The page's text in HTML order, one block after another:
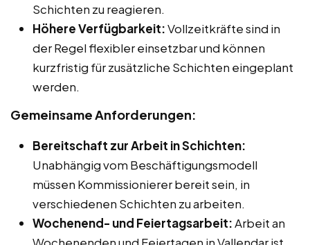
Schichten zu reagieren.
Höhere Verfügbarkeit:Vollzeitkräfte sind in
der Regel flexibler einsetzbar und können
kurzfristig für zusätzliche Schichten eingeplant
werden.
Gemeinsame Anforderungen:
Bereitschaft zur Arbeit in Schichten:
Unabhängig vom Beschäftigungsmodell
müssen Kommissionierer bereit sein, in
verschiedenen Schichten zu arbeiten.
Wochenend- und Feiertagsarbeit:Arbeit an